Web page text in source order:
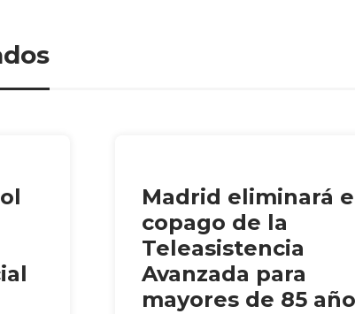
Madrid eliminará
copago de la
Teleasistencia
Avanzada para
mayores de 85